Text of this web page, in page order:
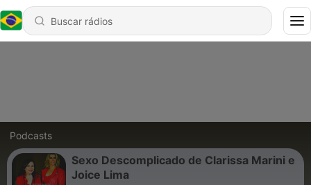
Podcasts
Sexo Descomplicado de Clarissa Marini e
Joice Lima